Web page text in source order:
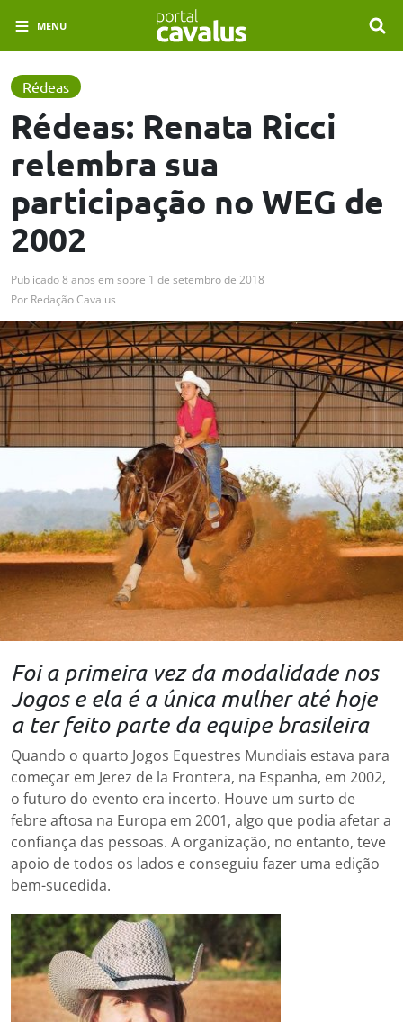
MENU
Rédeas
Rédeas: Renata Ricci
relembra sua
participação no WEG de
2002
Publicado8 anos em sobre 1 de setembro de 2018
Por Redação Cavalus
Foi a primeira vez da modalidade nos
Jogos e ela é a única mulher até hoje
a ter feito parte da equipe brasileira
Quando o quarto Jogos Equestres Mundiais estava para
começar em Jerez de la Frontera, na Espanha, em 2002,
o futuro do evento era incerto. Houve um surto de
febre aftosa na Europa em 2001, algo que podia afetar a
confiança das pessoas. A organização, no entanto, teve
apoio de todos os lados e conseguiu fazer uma edição
bem-sucedida.